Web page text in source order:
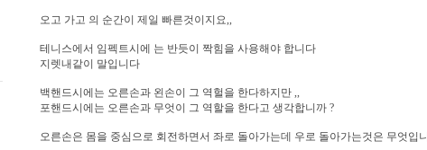
오고 가고 의 순간이 제일 빠른것이지요,,
테니스에서 임펙트시에 는 반듯이 짝힘을 사용해야 합니다
지렛내같이 말입니다
백핸드시에는 오른손과 왼손이 그 역헐을 한다하지만 ,,
포핸드시에는 오른손과 무엇이 그 역할을 한다고 생각합니까 ?
오른손은 몸을 중심으로 회전하면서 좌로 돌아가는데 우로 돌아가는것은 무엇입